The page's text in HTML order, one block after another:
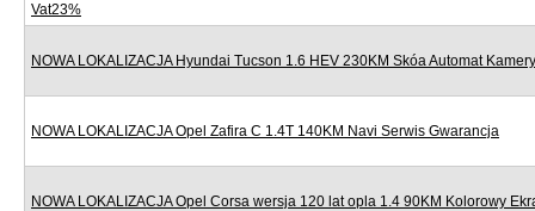
Vat23%
NOWA LOKALIZACJA Hyundai Tucson 1.6 HEV 230KM Skóa Automat
NOWA LOKALIZACJA Opel Zafira C 1.4T 140KM Navi Serwis Gwarancja
NOWA LOKALIZACJA Opel Corsa wersja 120 lat opla 1.4 90KM Kolorowy